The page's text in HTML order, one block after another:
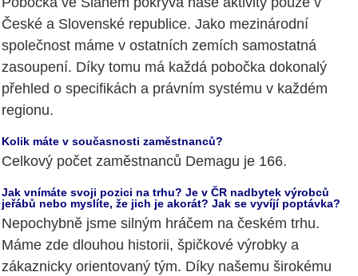
České a Slovenské republice. Jako mezinárodní
společnost máme v ostatních zemích samostatná
zasoupení. Díky tomu má každá pobočka dokonalý
přehled o specifikách a právním systému v každém
regionu.
Kolik máte v současnosti zaměstnanců?
Celkový počet zaměstnanců Demagu je 166.
Jak vnímáte svoji pozici na trhu? Je v ČR nadbytek výrobců
jeřábů nebo myslíte, že jich je akorát? Jak se vyvíjí poptávka?
Nepochybně jsme silným hráčem na českém trhu.
Máme zde dlouhou historii, špičkové výrobky a
zákaznicky orientovaný tým. Díky našemu širokému